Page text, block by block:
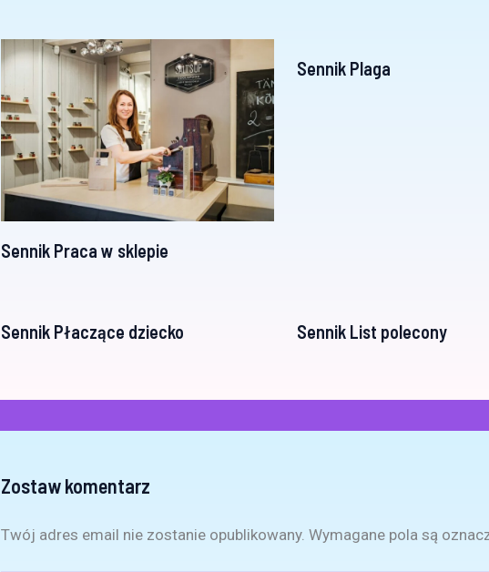
Sennik Praca w sklepie
Sennik Plaga
Sennik Płaczące dziecko Sennik List polecony
Zostaw komentarz
Twój adres email nie zostanie opublikowany. Wymagane pola są